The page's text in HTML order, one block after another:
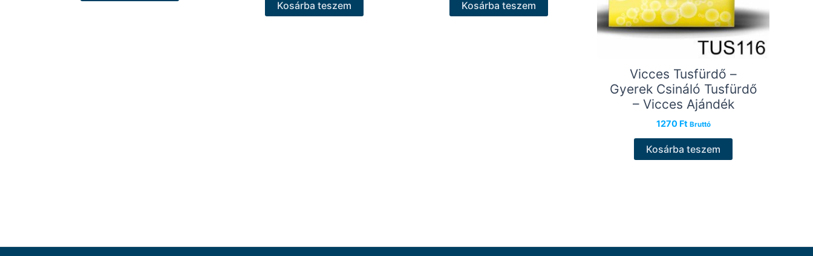
Kosárba teszem Kosárba teszem
Vicces Tusfürdő –
Gyerek Csináló Tusfürdő
– Vicces Ajándék
1270 Ft Bruttó
Kosárba teszem